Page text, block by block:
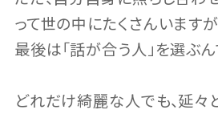
って世の中にたくさんいます
最後は「話が合う人」を選ぶん
どれだけ綺麗な人でも、延々